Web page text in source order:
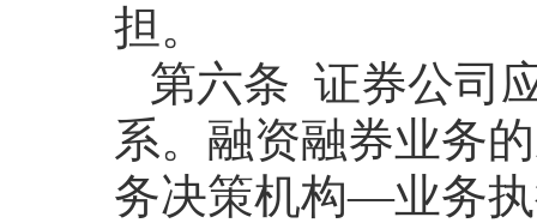
担。
第六条 证券公司
系。融资融券业务
务决策机构—业务